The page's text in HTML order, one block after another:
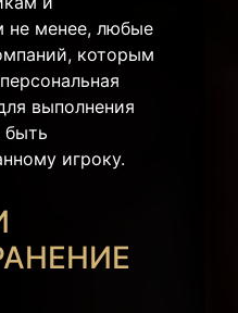
не менее, любые
которым
выполнения
быть
игроку.